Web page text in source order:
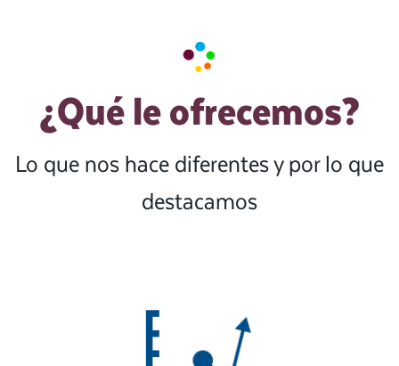
¿Qué le ofrecemos?
Lo que nos hace diferentes y por lo que
destacamos